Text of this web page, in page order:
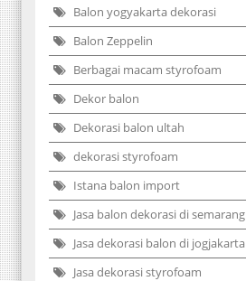
Balon yogyakarta dekorasi
Balon Zeppelin
Berbagai macam styrofoam
Dekor balon
Dekorasi balon ultah
dekorasi styrofoam
Istana balon import
Jasa balon dekorasi di semarang
Jasa dekorasi balon di jogjakarta
Jasa dekorasi styrofoam